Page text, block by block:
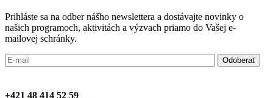
Prihláste sa na odber nášho newslettera a dostávajte novinky o
našich programoch, aktivitách a výzvach priamo do Vašej e-
mailovej schránky.
+421 48 414 52 59